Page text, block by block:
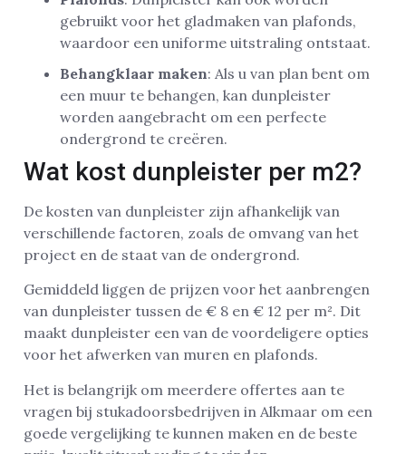
gebruikt voor het gladmaken van plafonds,
waardoor een uniforme uitstraling ontstaat.
Behangklaar maken: Als u van plan bent om
een muur te behangen, kan dunpleister
worden aangebracht om een perfecte
ondergrond te creëren.
Wat kost dunpleister per m2?
De kosten van dunpleister zijn afhankelijk van
verschillende factoren, zoals de omvang van het
project en de staat van de ondergrond.
Gemiddeld liggen de prijzen voor het aanbrengen
van dunpleister tussen de € 8 en € 12 per m². Dit
maakt dunpleister een van de voordeligere opties
voor het afwerken van muren en plafonds.
Het is belangrijk om meerdere offertes aan te
vragen bij stukadoorsbedrijven in Alkmaar om een
goede vergelijking te kunnen maken en de beste